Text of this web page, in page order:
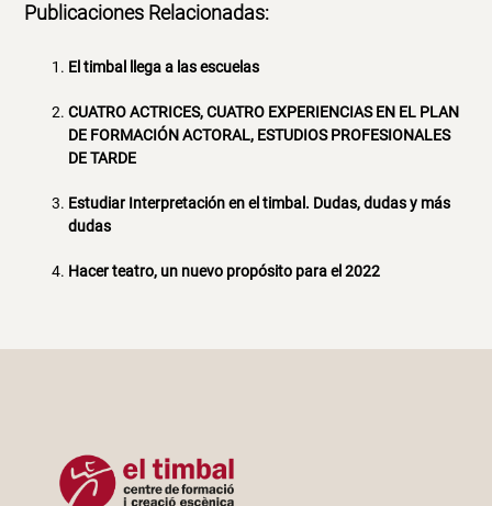
Publicaciones Relacionadas:
El timbal llega a las escuelas
CUATRO ACTRICES, CUATRO EXPERIENCIAS EN EL PLAN
DE FORMACIÓN ACTORAL, ESTUDIOS PROFESIONALES
DE TARDE
Estudiar Interpretación en el timbal. Dudas, dudas y más
dudas
Hacer teatro, un nuevo propósito para el 2022